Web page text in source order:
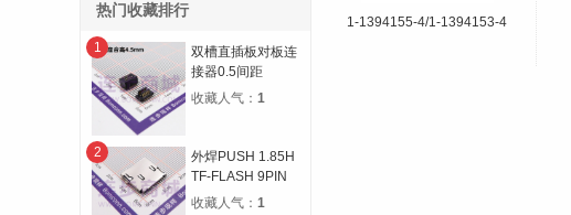
1-1394155-4/1-1394153-4
热门收藏排行
1
双槽直插板对板连
接器0.5间距
14P(2*7) 合高
收藏人气： 1
2
外焊PUSH 1.85H
TF-FLASH 9PIN
MICRO SD CARD
收藏人气： 1